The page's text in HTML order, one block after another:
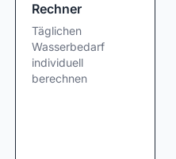
Rechner
Täglichen
Wasserbedarf
individuell
berechnen